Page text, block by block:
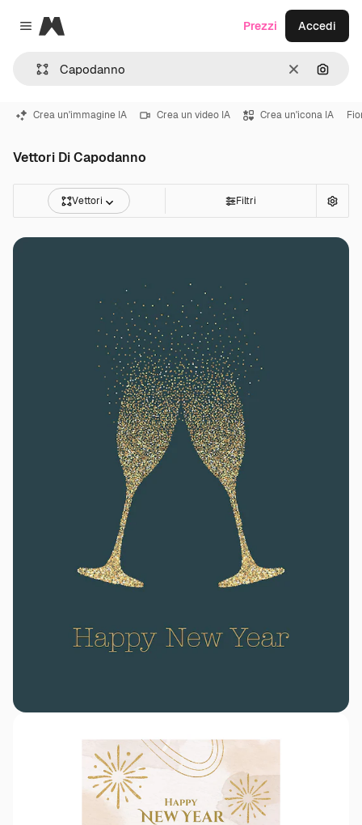
Close menu
Magnific
CancellaCerca
Prezzi Accedi
Crea un'immagine IA Crea un video IA Crea un'icona IA
Vettori Di Capodanno
Vettori Filtri